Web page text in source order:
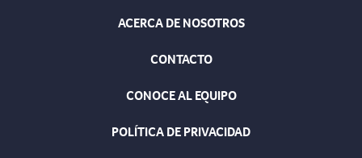
ACERCA DE NOSOTROS
CONTACTO
CONOCE AL EQUIPO
POLÍTICA DE PRIVACIDAD